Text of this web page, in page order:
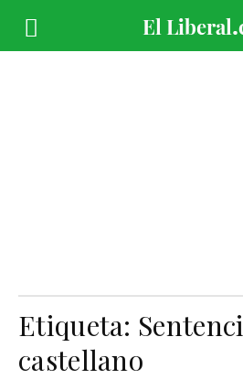
Etiqueta:
castellano